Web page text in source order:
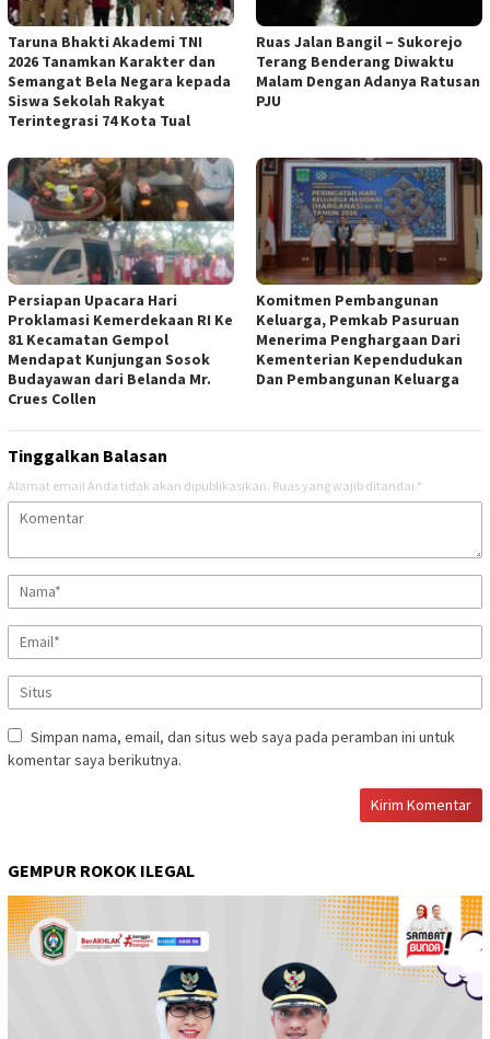
Taruna Bhakti Akademi TNI
2026 Tanamkan Karakter dan
Semangat Bela Negara kepada
Siswa Sekolah Rakyat
Terintegrasi 74 Kota Tual
Ruas Jalan Bangil – Sukorejo
Terang Benderang Diwaktu
Malam Dengan Adanya Ratusan
PJU
Persiapan Upacara Hari
Proklamasi Kemerdekaan RI Ke
81 Kecamatan Gempol
Mendapat Kunjungan Sosok
Budayawan dari Belanda Mr.
Crues Collen
Komitmen Pembangunan
Keluarga, Pemkab Pasuruan
Menerima Penghargaan Dari
Kementerian Kependudukan
Dan Pembangunan Keluarga
Tinggalkan Balasan
Alamat email Anda tidak akan dipublikasikan. Ruas yang wajib ditandai *
Simpan nama, email, dan situs web saya pada peramban ini untuk
komentar saya berikutnya.
GEMPUR ROKOK ILEGAL